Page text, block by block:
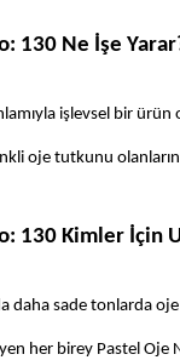
130 Ne İşe
işlevsel bir ürün
oje tutkunu
130 Kimler İçin
daha sade tonlarda
her birey Pastel